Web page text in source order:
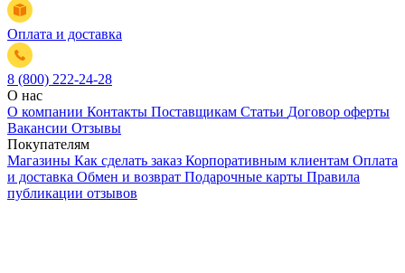
Оплата и доставка
8 (800) 222-24-28
О нас
О компании Контакты Поставщикам Статьи Договор оферты
Вакансии Отзывы
Покупателям
Магазины Как сделать заказ Корпоративным клиентам Оплата
и доставка Обмен и возврат Подарочные карты Правила
публикации отзывов